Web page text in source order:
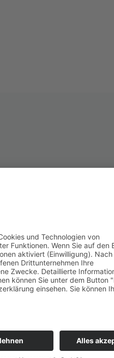
Kunde
wir uns voll und ganz
sodass sich diese
„Männer, die Wert
Dies kommt nicht nur
auf